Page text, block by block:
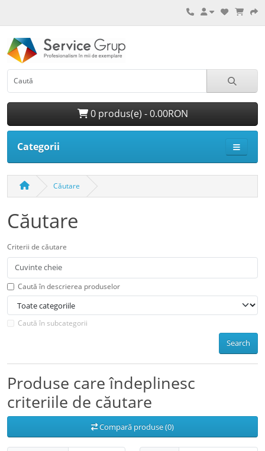
0 produs(e) - 0.00RON
Categorii
Căutare
Căutare
Criterii de căutare
Caută în descrierea produselor
Caută în subcategorii
Search
Produse care îndeplinesc
criteriile de căutare
Compară produse (0)